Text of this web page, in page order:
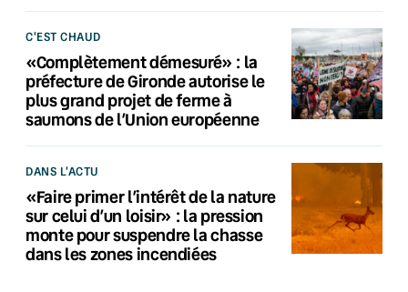
C'EST CHAUD
«Complètement démesuré» : la
préfecture de Gironde autorise le
plus grand projet de ferme à
saumons de l’Union européenne
DANS L'ACTU
«Faire primer l’intérêt de la nature
sur celui d’un loisir» : la pression
monte pour suspendre la chasse
dans les zones incendiées